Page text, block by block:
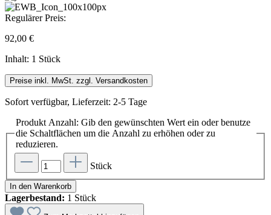
Regulärer Preis:
92,00 €
Inhalt: 1 Stück
Preise inkl. MwSt. zzgl. Versandkosten
Sofort verfügbar, Lieferzeit: 2-5 Tage
Produkt Anzahl: Gib den gewünschten Wert ein oder benutze
die Schaltflächen um die Anzahl zu erhöhen oder zu
reduzieren.
Stück
In den Warenkorb
Lagerbestand: 1 Stück